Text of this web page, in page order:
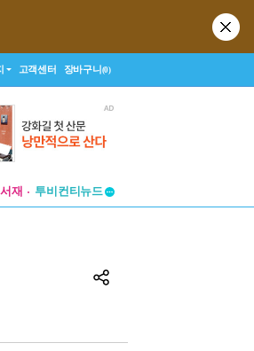
고객센터 장바구니(0)
서재
창작플랫폼